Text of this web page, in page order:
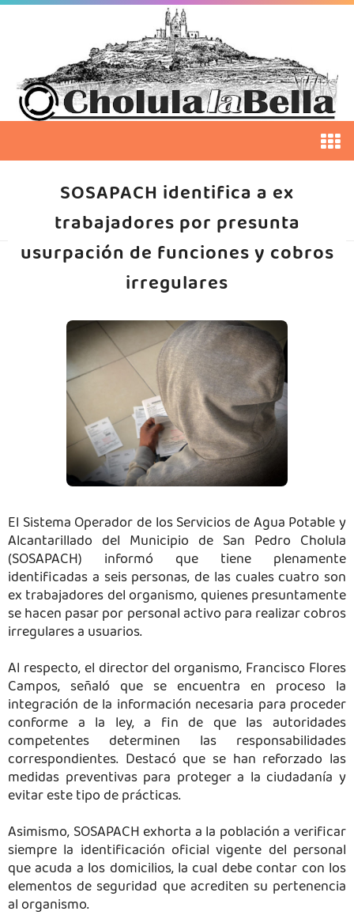
SOSAPACH identifica a ex
trabajadores por presunta
usurpación de funciones y cobros
irregulares
El Sistema Operador de los Servicios de Agua Potable y
Alcantarillado del Municipio de San Pedro Cholula
(SOSAPACH) informó que tiene plenamente
identificadas a seis personas, de las cuales cuatro son
ex trabajadores del organismo, quienes presuntamente
se hacen pasar por personal activo para realizar cobros
irregulares a usuarios.
Al respecto, el director del organismo, Francisco Flores
Campos, señaló que se encuentra en proceso la
integración de la información necesaria para proceder
conforme a la ley, a fin de que las autoridades
competentes determinen las responsabilidades
correspondientes. Destacó que se han reforzado las
medidas preventivas para proteger a la ciudadanía y
evitar este tipo de prácticas.
Asimismo, SOSAPACH exhorta a la población a verificar
siempre la identificación oficial vigente del personal
que acuda a los domicilios, la cual debe contar con los
elementos de seguridad que acrediten su pertenencia
al organismo.